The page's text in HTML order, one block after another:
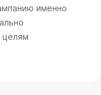
именно
целям